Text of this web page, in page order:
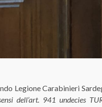
Legione Carabinieri
dell’art. 941 undecies